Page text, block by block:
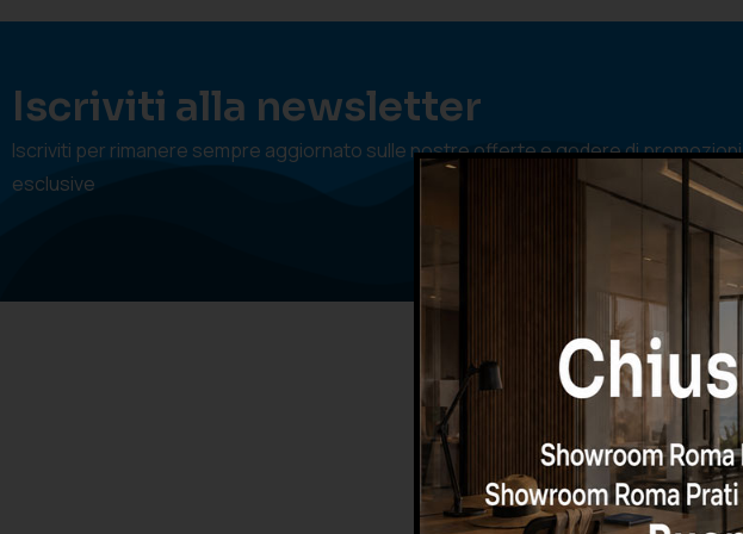
Iscriviti alla newsletter
Iscriviti per rimanere sempre aggiornato sulle nostre offerte e godere di promozioni
esclusive